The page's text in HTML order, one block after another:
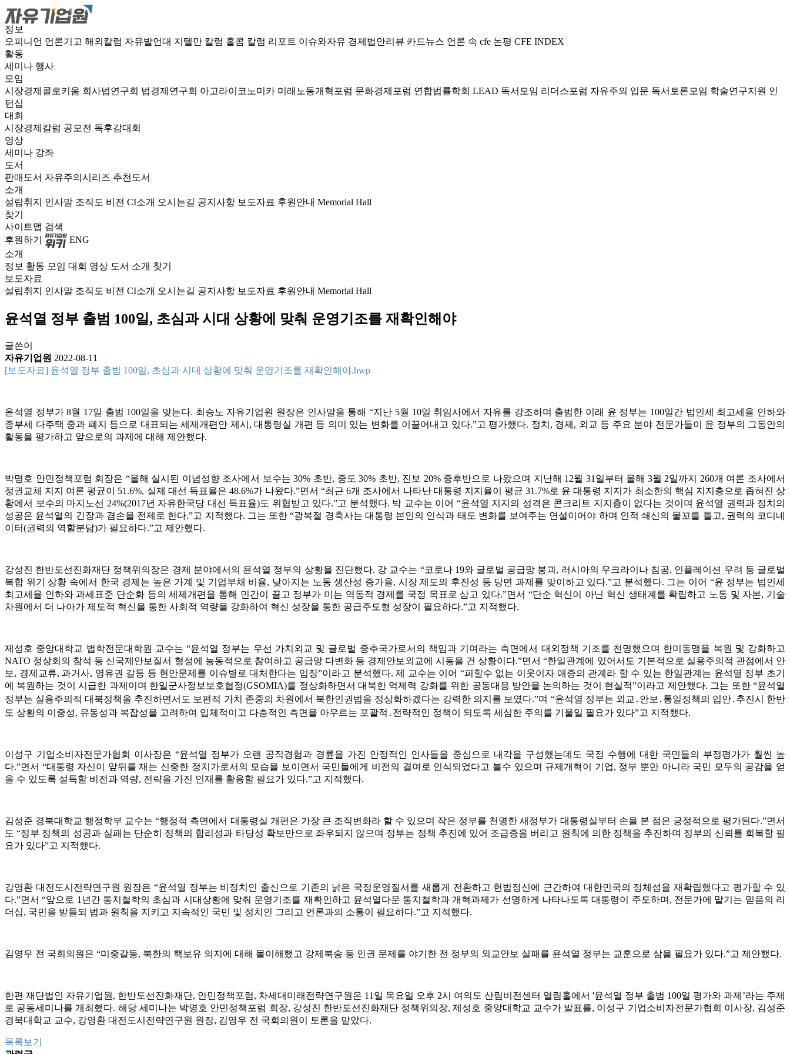
정보
오피니언 언론기고 해외칼럼 자유발언대 지텔만 칼럼 홀콤 칼럼 리포트 이슈와자유 경제법안리뷰 카드뉴스 언론 속 cfe 논평 CFE INDEX
활동
세미나 행사
모임
시장경제콜로키움 회사법연구회 법경제연구회 아고라이코노미카 미래노동개혁포럼 문화경제포럼 연합법률학회 LEAD 독서모임 리더스포럼 자유주의 입문 독서토론모임 학술연구지원 인
턴십
대회
시장경제칼럼 공모전 독후감대회
영상
세미나 강좌
도서
판매도서 자유주의시리즈 추천도서
소개
설립취지 인사말 조직도 비전 CI소개 오시는길 공지사항 보도자료 후원안내 Memorial Hall
찾기
사이트맵 검색
후원하기
ENG
소개
정보 활동 모임 대회 영상 도서 소개 찾기
보도자료
설립취지
인사말 조직도 비전 CI소개 오시는길 공지사항 보도자료 후원안내 Memorial Hall
윤석열 정부 출범 100일, 초심과 시대 상황에 맞춰 운영기조를 재확인해야
글쓴이
자유기업원 2022-08-11
[보도자료] 윤석열 정부 출범 100일, 초심과 시대 상황에 맞춰 운영기조를 재확인해야.hwp
윤석열 정부가 8월 17일 출범 100일을 맞는다. 최승노 자유기업원 원장은 인사말을 통해 “지난 5월 10일 취임사에서 자유를 강조하며 출범한 이래 윤 정부는 100일간 법인세 최고세율 인하와
종부세 다주택 중과 폐지 등으로 대표되는 세제개편안 제시, 대통령실 개편 등 의미 있는 변화를 이끌어내고 있다.”고 평가했다. 정치, 경제, 외교 등 주요 분야 전문가들이 윤 정부의 그동안의
활동을 평가하고 앞으로의 과제에 대해 제안했다.
박명호 안민정책포럼 회장은 “올해 실시된 이념성향 조사에서 보수는 30% 초반, 중도 30% 초반, 진보 20% 중후반으로 나왔으며 지난해 12월 31일부터 올해 3월 2일까지 260개 여론 조사에서
정권교체 지지 여론 평균이 51.6%, 실제 대선 득표율은 48.6%가 나왔다.”면서 “최근 6개 조사에서 나타난 대통령 지지율이 평균 31.7%로 윤 대통령 지지가 최소한의 핵심 지지층으로 좁혀진 상
황에서 보수의 마지노선 24%(2017년 자유한국당 대선 득표율)도 위협받고 있다.”고 분석했다. 박 교수는 이어 “윤석열 지지의 성격은 콘크리트 지지층이 없다는 것이며 윤석열 권력과 정치의
성공은 윤석열의 긴장과 겸손을 전제로 한다.”고 지적했다. 그는 또한 “광복절 경축사는 대통령 본인의 인식과 태도 변화를 보여주는 연설이어야 하며 인적 쇄신의 물꼬를 틀고, 권력의 코디네
이터(권력의 역할분담)가 필요하다.”고 제안했다.
강성진 한반도선진화재단 정책위의장은 경제 분야에서의 윤석열 정부의 상황을 진단했다. 강 교수는 “코로나 19와 글로벌 공급망 붕괴, 러시아의 우크라이나 침공, 인플레이션 우려 등 글로벌
복합 위기 상황 속에서 한국 경제는 높은 가계 및 기업부채 비율, 낮아지는 노동 생산성 증가율, 시장 제도의 후진성 등 당면 과제를 맞이하고 있다.”고 분석했다. 그는 이어 “윤 정부는 법인세
최고세율 인하와 과세표준 단순화 등의 세제개편을 통해 민간이 끌고 정부가 미는 역동적 경제를 국정 목표로 삼고 있다.”면서 “단순 혁신이 아닌 혁신 생태계를 확립하고 노동 및 자본, 기술
차원에서 더 나아가 제도적 혁신을 통한 사회적 역량을 강화하여 혁신 성장을 통한 공급주도형 성장이 필요하다.”고 지적했다.
제성호 중앙대학교 법학전문대학원 교수는 “윤석열 정부는 우선 가치외교 및 글로벌 중추국가로서의 책임과 기여라는 측면에서 대외정책 기조를 천명했으며 한미동맹을 복원 및 강화하고
NATO 정상회의 참석 등 신국제안보질서 형성에 능동적으로 참여하고 공급망 다변화 등 경제안보외교에 시동을 건 상황이다.”면서 “한일관계에 있어서도 기본적으로 실용주의적 관점에서 안
보, 경제교류, 과거사, 영유권 갈등 등 현안문제를 이슈별로 대처한다는 입장”이라고 분석했다. 제 교수는 이어 “피할수 없는 이웃이자 애증의 관계라 할 수 있는 한일관계는 윤석열 정부 초기
에 복원하는 것이 시급한 과제이며 한일군사정보보호협정(GSOMIA)를 정상화하면서 대북한 억제력 강화를 위한 공동대응 방안을 논의하는 것이 현실적”이라고 제안했다. 그는 또한 “윤석열
정부는 실용주의적 대북정책을 추진하면서도 보편적 가치 존중의 차원에서 북한인권법을 정상화하겠다는 강력한 의지를 보였다.”며 “윤석열 정부는 외교․안보․통일정책의 입안․추진시 한반
도 상황의 이중성, 유동성과 복잡성을 고려하여 입체적이고 다층적인 측면을 아우르는 포괄적․전략적인 정책이 되도록 세심한 주의를 기울일 필요가 있다”고 지적했다.
이성구 기업소비자전문가협회 이사장은 “윤석열 정부가 오랜 공직경험과 경륜을 가진 안정적인 인사들을 중심으로 내각을 구성했는데도 국정 수행에 대한 국민들의 부정평가가 훨씬 높
다.”면서 “대통령 자신이 앞뒤를 재는 신중한 정치가로서의 모습을 보이면서 국민들에게 비전의 결여로 인식되었다고 볼수 있으며 규제개혁이 기업, 정부 뿐만 아니라 국민 모두의 공감을 얻
을 수 있도록 설득할 비전과 역량, 전략을 가진 인재를 활용할 필요가 있다.”고 지적했다.
김성준 경북대학교 행정학부 교수는 “행정적 측면에서 대통령실 개편은 가장 큰 조직변화라 할 수 있으며 작은 정부를 천명한 새정부가 대통령실부터 손을 본 점은 긍정적으로 평가된다.”면서
도 “정부 정책의 성공과 실패는 단순히 정책의 합리성과 타당성 확보만으로 좌우되지 않으며 정부는 정책 추진에 있어 조급증을 버리고 원칙에 의한 정책을 추진하며 정부의 신뢰를 회복할 필
요가 있다”고 지적했다.
강영환 대전도시전략연구원 원장은 “윤석열 정부는 비정치인 출신으로 기존의 낡은 국정운영질서를 새롭게 전환하고 헌법정신에 근간하여 대한민국의 정체성을 재확립했다고 평가할 수 있
다.”면서 “앞으로 1년간 통치철학의 초심과 시대상황에 맞춰 운영기조를 재확인하고 윤석열다운 통치철학과 개혁과제가 선명하게 나타나도록 대통령이 주도하며, 전문가에 맡기는 믿음의 리
더십, 국민을 받들되 법과 원칙을 지키고 지속적인 국민 및 정치인 그리고 언론과의 소통이 필요하다.”고 지적했다.
김영우 전 국회의원은 “미중갈등, 북한의 핵보유 의지에 대해 몰이해했고 강제북송 등 인권 문제를 야기한 전 정부의 외교안보 실패를 윤석열 정부는 교훈으로 삼을 필요가 있다.”고 제안했다.
한편 재단법인 자유기업원, 한반도선진화재단, 안민정책포럼, 차세대미래전략연구원은 11일 목요일 오후 2시 여의도 산림비전센터 열림홀에서 '윤석열 정부 출범 100일 평가와 과제’라는 주제
로 공동세미나를 개최했다. 해당 세미나는 박명호 안민정책포럼 회장, 강성진 한반도선진화재단 정책위의장, 제성호 중앙대학교 교수가 발표를, 이성구 기업소비자전문가협회 이사장, 김성준
경북대학교 교수, 강영환 대전도시전략연구원 원장, 김영우 전 국회의원이 토론을 맡았다.
목록보기